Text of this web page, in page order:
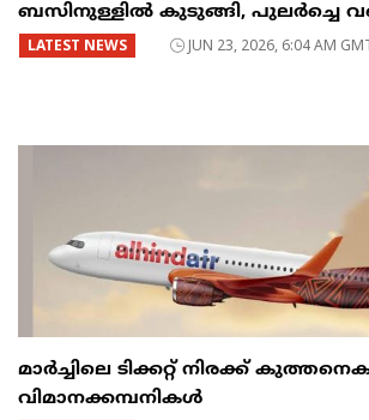
ബസിനുള്ളിൽ കുടുങ്ങി, പുലർച്ചെ
LATEST NEWS JUN 23, 2026, 6:04 AM
മാർച്ചിലെ ടിക്കറ്റ് നിരക്ക്
വിമാനക്കമ്പനികൾ